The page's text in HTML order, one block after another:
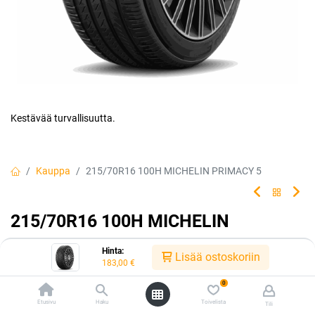
Hinta:
183,00 € Lisää ostoskoriin
Etusivu Haku
0
Toivelista Tili
Kestävää turvallisuutta.
Kauppa 215/70R16 100H MICHELIN PRIMACY 5
215/70R16 100H MICHELIN
PRIMACY 5
Luotettava rengasvalintasi jokapäiväiseen ajoon. Rengas tarjoaa
erinomaisen turvallisuuden ja kestävyyden, jolloin sinä ja
matkustajasi voitte matkata turvallisin mielin kilometri toisensa